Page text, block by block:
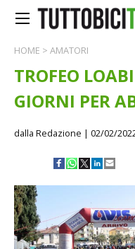
HOME > AMATORI
TROFEO
GIORNI PER
dalla Redazione | 02/02/